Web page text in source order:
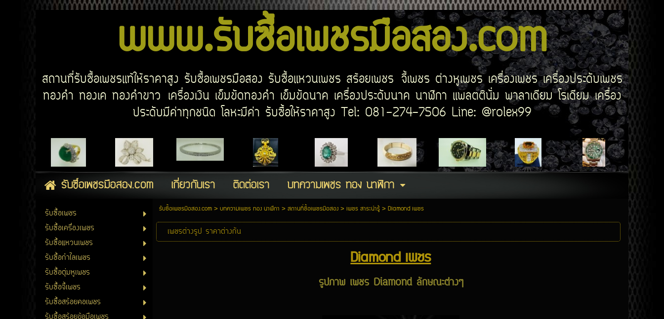
www.รับซื้อเพชรมือสอง.com
สถานที่รับซื้อเพชรแท้ให้ราคาสูง รับซื้อเพชรมือสอง รับซื้อแหวนเพชร สร้อยเพชร จี้เพชร ต่างหูเพชร เครื่องเพชร เครื่องประดับเพชร
ทองคำ ทองเค ทองคำขาว เครื่องเงิน เข็มขัดทองคำ เข็มขัดนาค เครื่องประดับนาค นาฬิกา แพลตตินั่ม พาลาเดียม โรเดียม เครื่อง
ประดับมีค่าทุกชนิด โลหะมีค่า รับซื้อให้ราคาสูง Tel: 081-274-7506 Line: @rolex99
รับซื้อเพชรมือสอง.com เกี่ยวกับเรา ติดต่อเรา บทความเพชร ทอง นาฬิกา
รับซื้อเพชร
รับซื้อเครื่องเพชร
รับซื้อแหวนเพชร
รับซื้อกำไลเพชร
รับซื้อตุ่มหูเพชร
รับซื้อจี้เพชร
รับซื้อสร้อยคอเพชร
รับซื้อเพชรมือสอง.com> บทความเพชร ทอง นาฬิกา > สถานที่ซื้อเพชรมือสอง> เพชร สาระน่ารู้> Diamond เพชร
เพชรต่างรูป ราคาต่างกัน
Diamond เพชร
รูปภาพ เพชร Diamond ลักษณะต่างๆ